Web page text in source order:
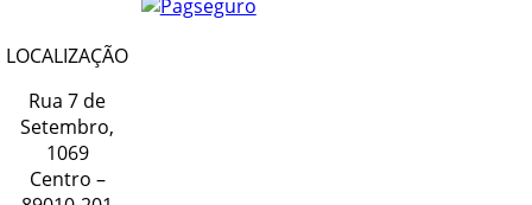
LOCALIZAÇÃO
Rua 7 de
Setembro,
1069
Centro –